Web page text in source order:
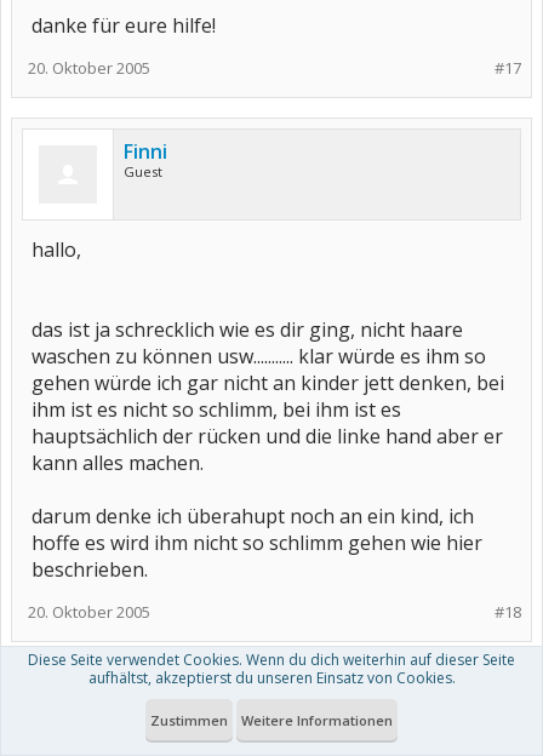
danke für eure hilfe!
#17
20. Oktober 2005
Finni
Guest
hallo,
das ist ja schrecklich wie es dir ging, nicht haare
waschen zu können usw........... klar würde es ihm so
gehen würde ich gar nicht an kinder jett denken, bei
ihm ist es nicht so schlimm, bei ihm ist es
hauptsächlich der rücken und die linke hand aber er
kann alles machen.
darum denke ich überahupt noch an ein kind, ich
hoffe es wird ihm nicht so schlimm gehen wie hier
beschrieben.
#18
20. Oktober 2005
Aktives Mitglied
Diese Seite verwendet Cookies. Wenn du dich weiterhin auf dieser Seite
aufhältst, akzeptierst du unseren Einsatz von Cookies.
Zustimmen Weitere Informationen